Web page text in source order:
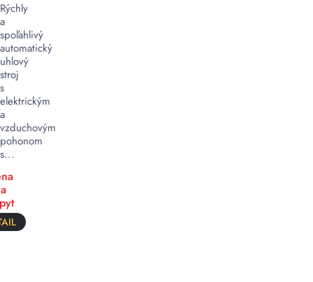
Rýchly
a
spoľahlivý
automatický
uhlový
stroj
s
elektrickým
a
vzduchovým
pohonom
s...